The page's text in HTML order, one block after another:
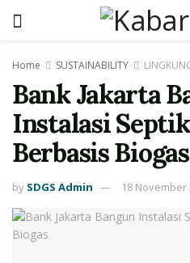
Home SUSTAINABILITY
Bank Jakarta
Instalasi
Berbasis Biogas
by SDGS Admin 18 November